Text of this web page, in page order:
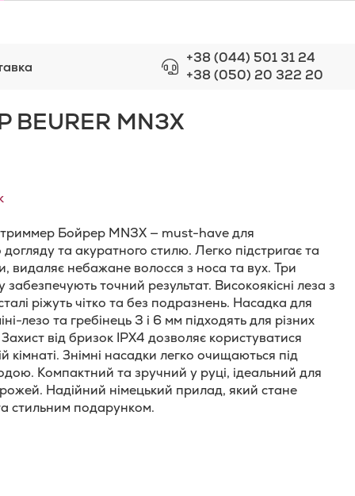
+38 (044) 501 31 24
+38 (050) 20 322 20
MN3X
Бойрер MN3X — must-have для
та акуратного стилю. Легко підстригає та
видаляє небажане волосся з носа та вух. Три
забезпечують точний результат. Високоякісні леза з
ріжуть чітко та без подразнень. Насадка для
лезо та гребінець 3 і 6 мм підходять для різних
від бризок IPX4 дозволяє користуватися
кімнаті. Знімні насадки легко очищаються під
Компактний та зручний у руці, ідеальний для
Надійний німецький прилад, який стане
стильним подарунком.